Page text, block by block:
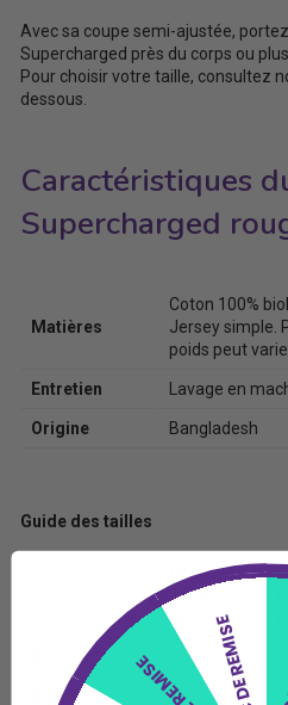
Avec sa coupe semi-ajustée,
Supercharged près du corps ou
Pour choisir votre taille, consultez
dessous.
Caractéristiques
Supercharged
Matières
Coton 100%
Jersey simple.
poids peut
Entretien Lavage en
Origine Bangladesh
Guide des tailles
LONGUEUR
DU CORPS
(cm)
71.9 5€ DE REMISE